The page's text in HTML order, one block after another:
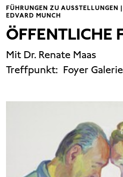
FÜHRUNGEN ZU AUSSTELLUNGEN
EDVARD MUNCH
ÖFFENTLICHE
Mit Dr. Renate Maas
Treffpunkt: Foyer